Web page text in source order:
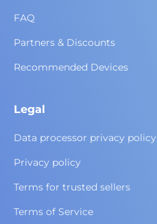
FAQ
Partners & Discounts
Recommended Devices
Legal
Data processor privacy policy
Privacy policy
Terms for trusted sellers
Terms of Service